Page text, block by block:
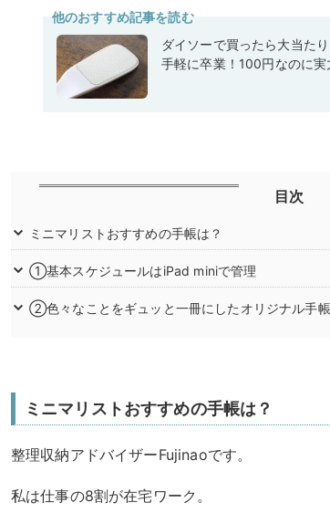
他のおすすめ記事を読む
ダイソーで買ったら大当た
手軽に卒業！100円なのに実
目次
ミニマリストおすすめの手帳は？
①基本スケジュールはiPad miniで管理
②色々なことをギュッと一冊にしたオリジナル手帳
ミニマリストおすすめの手帳は？
整理収納アドバイザーFujinaoです。
私は仕事の8割が在宅ワーク。